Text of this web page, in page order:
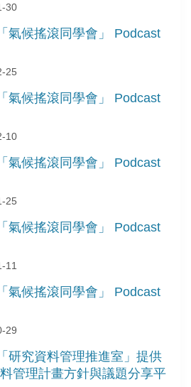
30
氣候搖滾同學會」 Podcast
25
氣候搖滾同學會」 Podcast
10
氣候搖滾同學會」 Podcast
25
氣候搖滾同學會」 Podcast
11
氣候搖滾同學會」 Podcast
29
研究資料管理推進室」提供
管理計畫方針與議題分享平